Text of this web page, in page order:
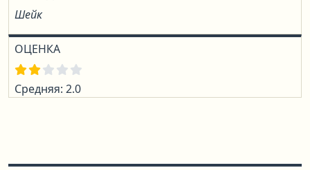
Шейк
ОЦЕНКА
Средняя: 2.0